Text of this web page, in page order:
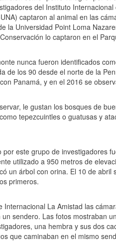
del Instituto
captaron al animal en las
la Universidad Point Loma
lo captaron en el
nunca fueron identificados
de los 90 desde el norte de la
Panamá, y en el 2016 se
le gustan los bosques de
tepezcuintles o guatusas y
este grupo de investigadores
utilizado a 950 metros de
un árbol con orina. El 10 de
primeros.
Internacional La Amistad las
sendero. Las fotos mostraban
una hembra y sus dos
que caminaban en el mismo
Consejo Universitario
defender la democracia